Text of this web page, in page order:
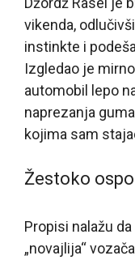
vikenda,
instinkte i
Izgledao je
automobil lepo
naprezanja
kojima sam
Žestoko
Propisi nalažu
„novajlija“